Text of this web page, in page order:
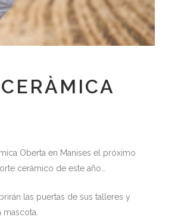
Oberta en Manises el próximo
ceràmico de este año…
las puertas de sus talleres y
mascota.